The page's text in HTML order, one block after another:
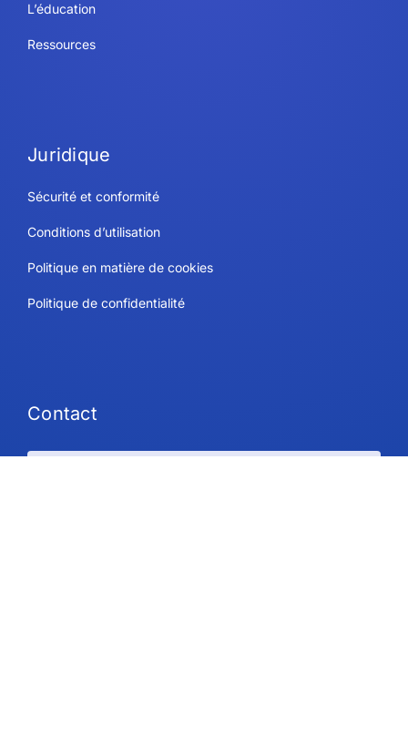
L’éducation
Ressources
Juridique
Sécurité et conformité
Conditions d’utilisation
Politique en matière de cookies
Politique de confidentialité
Contact